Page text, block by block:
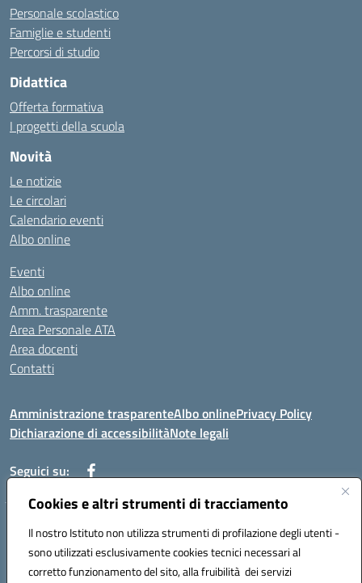
Cookies e altri strumenti di tracciamento
Il nostro Istituto non utilizza strumenti di profilazione degli utenti -
sono utilizzati esclusivamente cookies tecnici necessari al
corretto funzionamento del sito, alla fruibilità dei servizi
Personale scolastico
Famiglie e studenti
Percorsi di studio
Didattica
Offerta formativa
I progetti della scuola
Novità
Le notizie
Le circolari
Calendario eventi
Albo online
Eventi
Albo online
Amm. trasparente
Area Personale ATA
Area docenti
Contatti
Amministrazione trasparenteAlbo onlinePrivacy Policy
Dichiarazione di accessibilitàNote legali
Seguici su:
Indirizzo: VIA BRECCIAME, 46 - 81024 MADDALONI (CE)
Mail: CEIC8AU001@istruzione.it - Pec: CEIC8AU001@pec.istruzione.it -
Telefono: 0823408721
Meccanografico: CEIC8AU001